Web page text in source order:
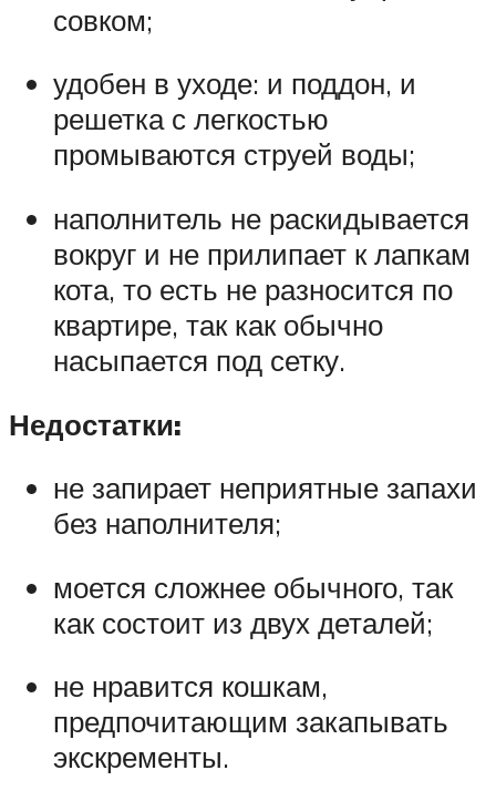
совком;
удобен в уходе: и поддон, и
решетка с легкостью
промываются струей воды;
наполнитель не раскидывается
вокруг и не прилипает к лапкам
кота, то есть не разносится по
квартире, так как обычно
насыпается под сетку.
Недостатки:
не запирает неприятные запахи
без наполнителя;
моется сложнее обычного, так
как состоит из двух деталей;
не нравится кошкам,
предпочитающим закапывать
экскременты.